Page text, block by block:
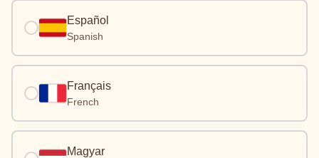
Español
Spanish
Français
French
Magyar